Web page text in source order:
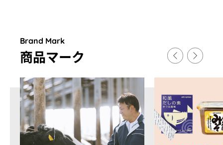
Brand Mark
商品マーク